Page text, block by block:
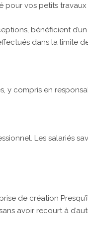
pour vos petits
bénéficient
dans la limite
y compris en
Les salariés
de création
avoir recourt à